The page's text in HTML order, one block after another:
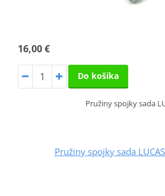
16,00 €
Do košíka
Pružiny spojky sada
Pružiny spojky sada